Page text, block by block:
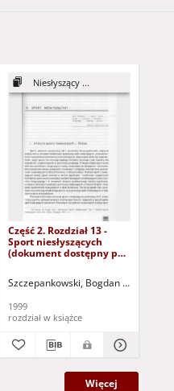
Niesłyszący ...
Część 2. Rozdział 13 -
Sport niesłyszących
(dokument dostępny po
wzroku)
Szczepankowski, Bogdan (1939- )
1999
rozdział w książce
Więcej